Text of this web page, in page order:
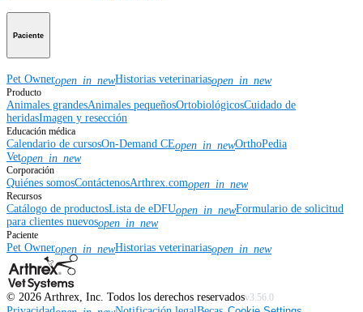
Paciente
Pet Owneropen_in_newHistorias veterinariasopen_in_new
Producto
Animales grandesAnimales pequeñosOrtobiológicosCuidado de
heridasImagen y resección
Educación médica
Calendario de cursosOn-Demand CEopen_in_newOrthoPedia
Vetopen_in_new
Corporación
Quiénes somosContáctenosArthrex.comopen_in_new
Recursos
Catálogo de productosLista de eDFUopen_in_newFormulario de solicitud
para clientes nuevosopen_in_new
Paciente
Pet Owneropen_in_newHistorias veterinariasopen_in_new
© 2026 Arthrex, Inc. Todos los derechos reservadosv3.56.0